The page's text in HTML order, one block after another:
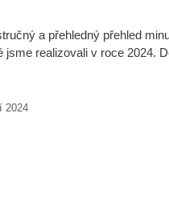
a přehledný přehled
realizovali v roce 2024.
2024